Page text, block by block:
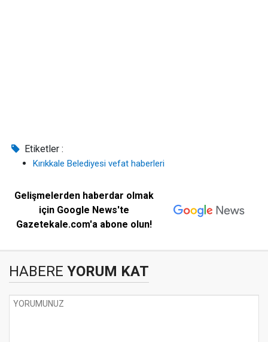
Etiketler :
Kırıkkale Belediyesi vefat haberleri
Gelişmelerden haberdar olmak
için Google News'te
Gazetekale.com'a abone olun!
HABERE YORUM KAT